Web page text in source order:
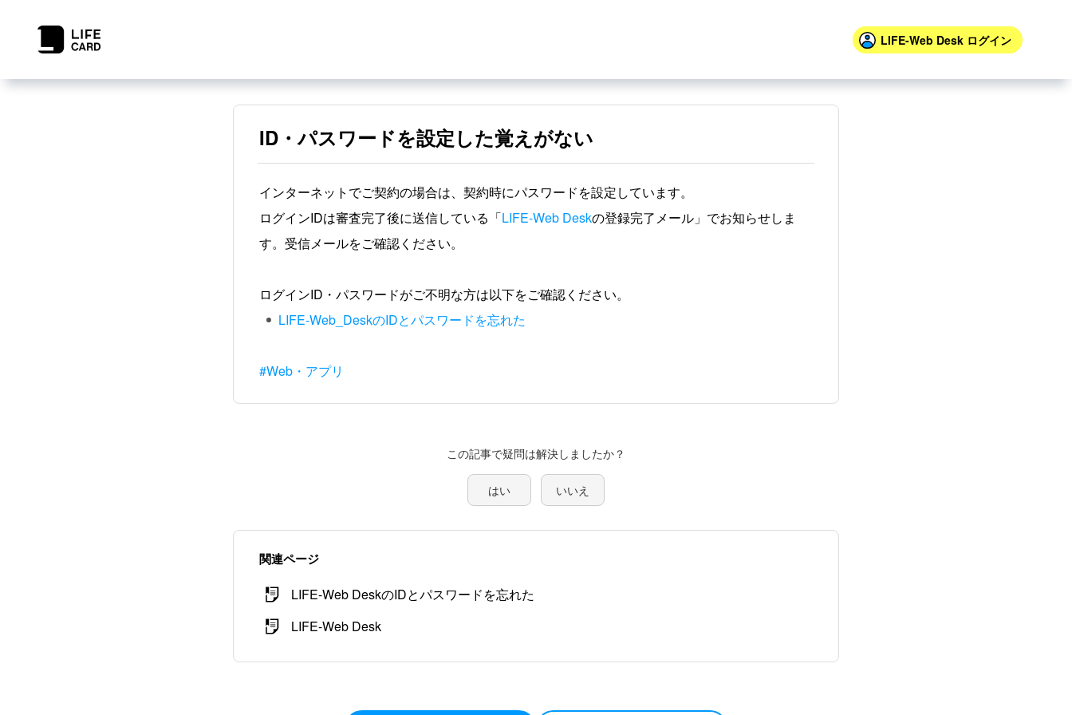
LIFE-Web Desk ログイン
ID・パスワードを設定した覚えがない
インターネットでご契約の場合は、契約時にパスワードを設定しています。
ログインIDは審査完了後に送信している「LIFE-Web Deskの登録完了メール」でお知らせしま
す。受信メールをご確認ください。
ログインID・パスワードがご不明な方は以下をご確認ください。
LIFE-Web_DeskのIDとパスワードを忘れた
#Web・アプリ
この記事で疑問は解決しましたか？
はい いいえ
関連ページ
LIFE-Web DeskのIDとパスワードを忘れた
LIFE-Web Desk